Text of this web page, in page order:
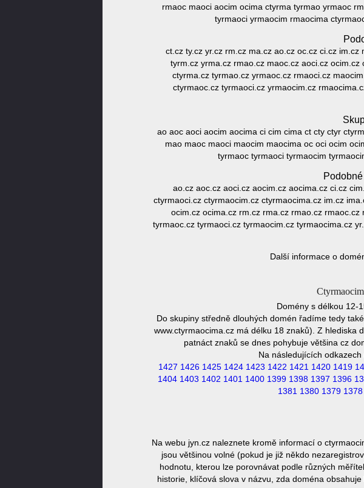
rmaoc maoci aocim ocima ctyrma tyrmao yrmaoc
tyrmaoci yrmaocim rmaocima
ct.cz ty.cz yr.cz rm.cz ma.cz ao.cz oc.cz ci.cz
tyrm.cz yrma.cz rmao.cz maoc.cz aoci.cz
ctyrma.cz tyrmao.cz yrmaoc.cz rmaoci.cz
ctyrmaoc.cz tyrmaoci.cz yrmaocim.cz
ao aoc aoci aocim aocima ci cim cima ct cty ctyr
mao maoc maoci maocim maocima oc oci ocim
tyrmaoc tyrmaoci tyrmaocim
ao.cz aoc.cz aoci.cz aocim.cz aocima.cz ci.cz
ctyrmaoci.cz ctyrmaocim.cz ctyrmaocima.cz im.cz
ocim.cz ocima.cz rm.cz rma.cz rmao.cz
tyrmaoc.cz tyrmaoci.cz tyrmaocim.cz tyrmaocima.cz
Další informace o
Domény s délkou 12-
Do skupiny středně dlouhých domén řadíme tedy
www.ctyrmaocima.cz má délku 18 znaků). Z hlediska
patnáct znaků se dnes pohybuje většina cz
Na následujících
1427 1426 1425 1424 1423 1422 1421 1420 1419
1404 1403 1402 1401 1400 1399 1398 1397 1396
1381 1380 1379 1378
Na webu jyn.cz naleznete kromě informací o
jsou většinou volné (pokud je již někdo
hodnotu, kterou lze porovnávat podle různých
historie, klíčová slova v názvu, zda doména